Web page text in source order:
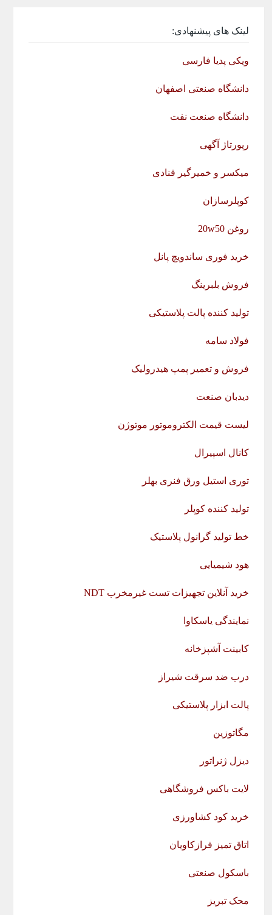
لینک های پیشنهادی:
ویکی پدیا فارسی
دانشگاه صنعتی اصفهان
دانشگاه صنعت نفت
رپورتاژ آگهی
میکسر و خمیرگیر قنادی
کوپلرسازان
روغن 20w50
خرید فوری ساندویچ پانل
فروش بلبرینگ
تولید کننده پالت پلاستیکی
فولاد سامه
فروش و تعمیر پمپ هیدرولیک
دیدبان صنعت
لیست قیمت الکتروموتور موتوژن
کانال اسپیرال
توری استیل ورق فنری بهلر
تولید کننده کوپلر
خط تولید گرانول پلاستیک
هود شیمیایی
خرید آنلاین تجهیزات تست غیرمخرب NDT
نمایندگی یاسکاوا
کابینت آشپزخانه
درب ضد سرقت شیراز
پالت ابزار پلاستیکی
مگاتوزین
دیزل ژنراتور
لایت باکس فروشگاهی
خرید کود کشاورزی
اتاق تمیز فرازکاویان
باسکول صنعتی
محک تبریز